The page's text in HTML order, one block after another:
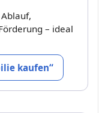
– ideal
kaufen“